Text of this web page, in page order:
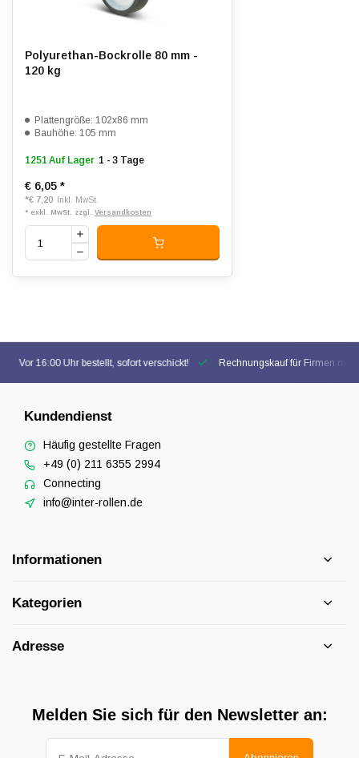
Polyurethan-Bockrolle 80 mm -
120 kg
Plattengröße: 102x86 mm
Bauhöhe: 105 mm
1251 Auf Lager 1 - 3 Tage
€ 6,05 *
*€ 7,20 Inkl. MwSt.
* exkl. MwSt. zzgl. Versandkosten
Vor 16:00 Uhr bestellt, sofort verschickt! Rechnungskauf für Firmen
Kundendienst
Häufig gestellte Fragen
+49 (0) 211 6355 2994
Connecting
info@inter-rollen.de
Informationen
Kategorien
Adresse
Melden Sie sich für den Newsletter an: